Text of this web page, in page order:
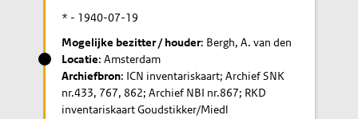
* - 1940-07-19
Mogelijke bezitter / houder: Bergh, A. van den
Locatie: Amsterdam
Archiefbron: ICN inventariskaart; Archief SNK
nr.433, 767, 862; Archief NBI nr.867; RKD
inventariskaart Goudstikker/Miedl